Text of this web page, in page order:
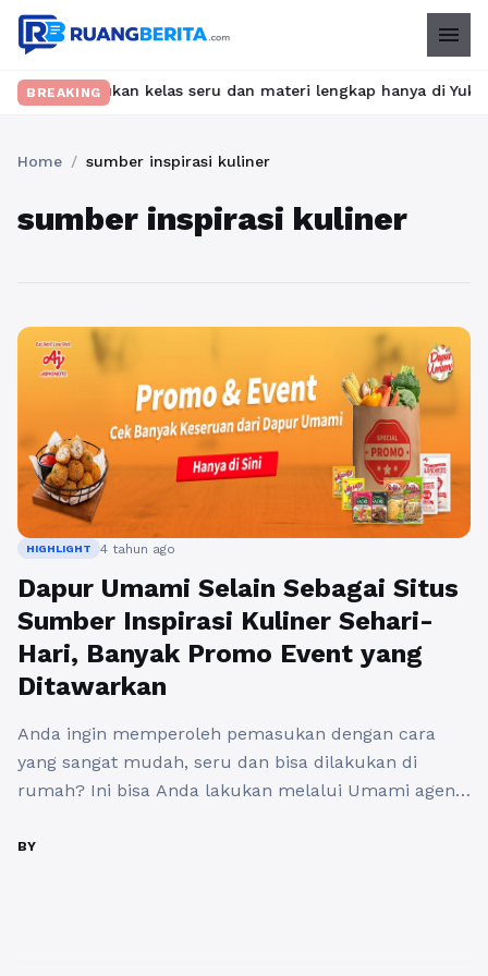
menu
BREAKING
Temukan kelas seru dan materi lengkap hanya di
Home / sumber inspirasi kuliner
sumber inspirasi kuliner
HIGHLIGHT 4 tahun ago
Dapur Umami Selain Sebagai Situs
Sumber Inspirasi Kuliner Sehari-
Hari, Banyak Promo Event yang
Ditawarkan
Anda ingin memperoleh pemasukan dengan cara
yang sangat mudah, seru dan bisa dilakukan di
rumah? Ini bisa Anda lakukan melalui Umami agent.
andalan Anda di website Dapur Umami. Disana
BY